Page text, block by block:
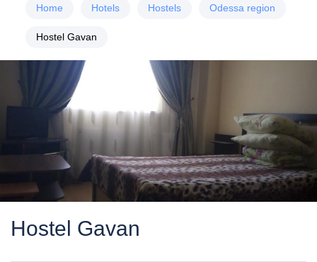
Home Hotels Hostels Odessa region
Hostel Gavan
Hostel Gavan